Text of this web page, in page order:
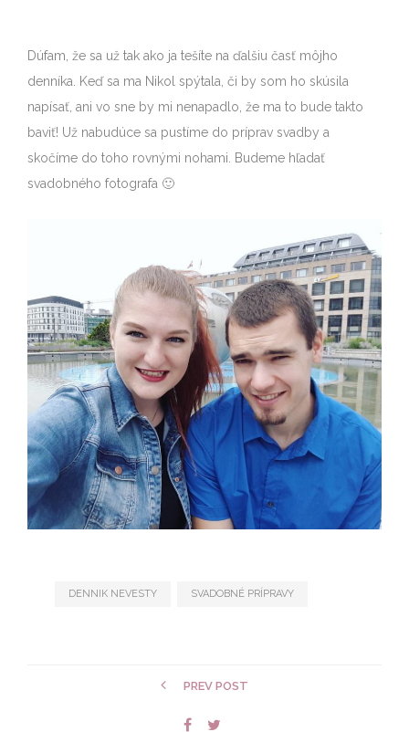
Dúfam, že sa už tak ako ja tešíte na ďalšiu časť môjho
denníka. Keď sa ma Nikol spýtala, či by som ho skúsila
napísať, ani vo sne by mi nenapadlo, že ma to bude takto
baviť! Už nabudúce sa pustíme do príprav svadby a
skočíme do toho rovnými nohami. Budeme hľadať
svadobného fotografa 🙂
DENNIK NEVESTY SVADOBNÉ PRÍPRAVY
PREV POST